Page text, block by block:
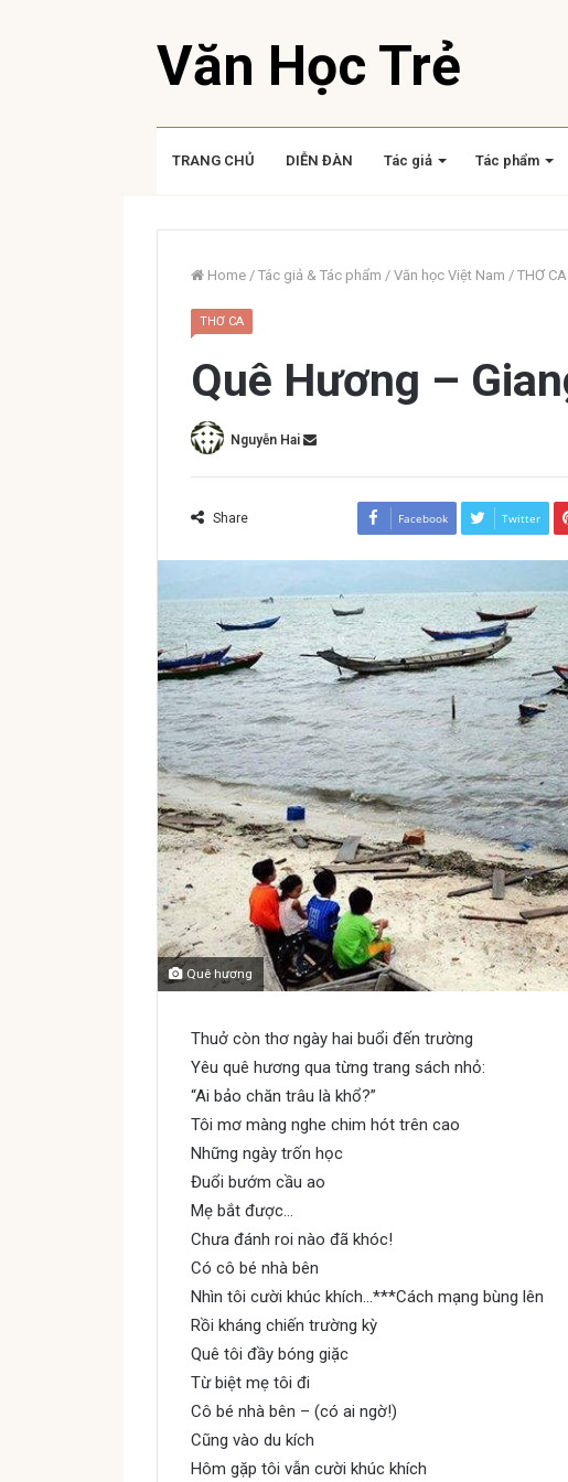
Văn Học Trẻ
TRANG CHỦ DIỄN ĐÀN Tác giả Tác phẩm
Home / Tác giả & Tác phẩm / Văn học Việt Nam / THƠ CA
THƠ CA
Quê Hương –
Nguyễn Hai
Share Facebook Twitter
Quê hương
Thuở còn thơ ngày hai buổi đến trường
Yêu quê hương qua từng trang sách nhỏ:
“Ai bảo chăn trâu là khổ?”
Tôi mơ màng nghe chim hót trên cao
Những ngày trốn học
Đuổi bướm cầu ao
Mẹ bắt được…
Chưa đánh roi nào đã khóc!
Có cô bé nhà bên
Nhìn tôi cười khúc khích…***Cách mạng bùng lên
Rồi kháng chiến trường kỳ
Quê tôi đầy bóng giặc
Từ biệt mẹ tôi đi
Cô bé nhà bên – (có ai ngờ!)
Cũng vào du kích
Hôm gặp tôi vẫn cười khúc khích